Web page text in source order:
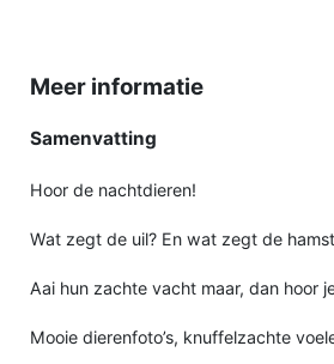
Meer informatie
Samenvatting
Hoor de nachtdieren!
Wat zegt de uil? En wat zegt de
Aai hun zachte vacht maar, dan hoor
Mooie dierenfoto’s, knuffelzachte